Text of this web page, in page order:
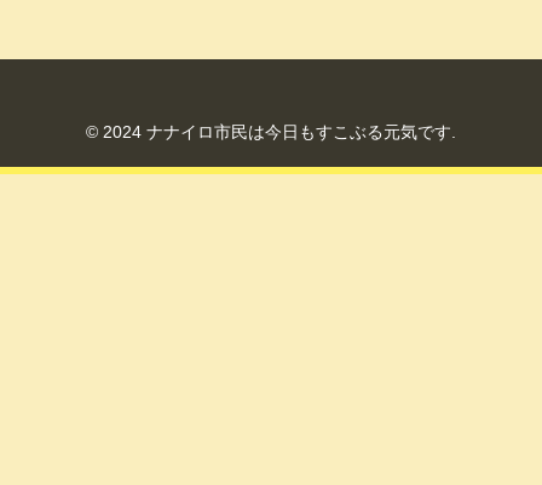
© 2024 ナナイロ市民は今日もすこぶる元気です.